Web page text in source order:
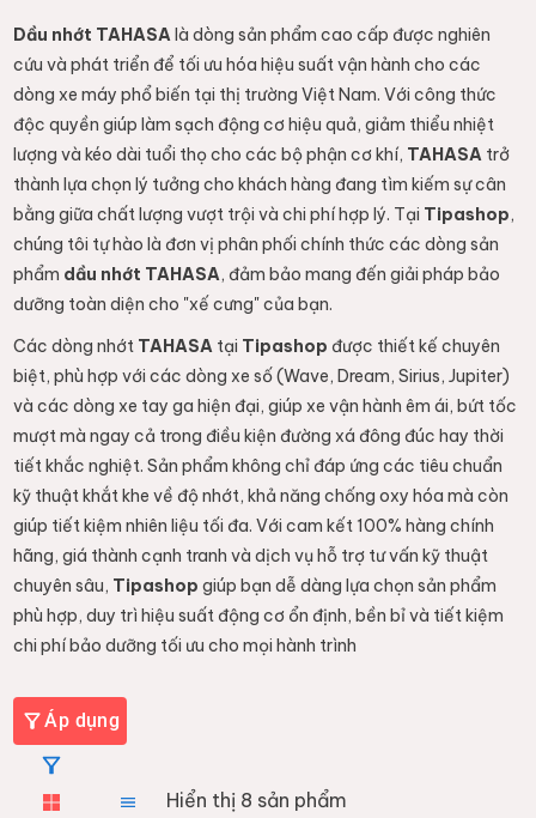
Dầu nhớt TAHASAlà dòng sản phẩm cao cấp được nghiên
cứu và phát triển để tối ưu hóa hiệu suất vận hành cho các
dòng xe máy phổ biến tại thị trường Việt Nam. Với công thức
độc quyền giúp làm sạch động cơ hiệu quả, giảm thiểu nhiệt
lượng và kéo dài tuổi thọ cho các bộ phận cơ khí, TAHASA trở
thành lựa chọn lý tưởng cho khách hàng đang tìm kiếm sự cân
bằng giữa chất lượng vượt trội và chi phí hợp lý. Tại Tipashop,
chúng tôi tự hào là đơn vị phân phối chính thức các dòng sản
phẩm dầu nhớt TAHASA, đảm bảo mang đến giải pháp bảo
dưỡng toàn diện cho "xế cưng" của bạn.
Các dòng nhớt TAHASA tại Tipashop được thiết kế chuyên
biệt, phù hợp với các dòng xe số (Wave, Dream, Sirius, Jupiter)
và các dòng xe tay ga hiện đại, giúp xe vận hành êm ái, bứt tốc
mượt mà ngay cả trong điều kiện đường xá đông đúc hay thời
tiết khắc nghiệt. Sản phẩm không chỉ đáp ứng các tiêu chuẩn
kỹ thuật khắt khe về độ nhớt, khả năng chống oxy hóa mà còn
giúp tiết kiệm nhiên liệu tối đa. Với cam kết 100% hàng chính
hãng, giá thành cạnh tranh và dịch vụ hỗ trợ tư vấn kỹ thuật
chuyên sâu, Tipashopgiúp bạn dễ dàng lựa chọn sản phẩm
phù hợp, duy trì hiệu suất động cơ ổn định, bền bỉ và tiết kiệm
chi phí bảo dưỡng tối ưu cho mọi hành trình
Áp dụng
Hiển thị 8 sản phẩm